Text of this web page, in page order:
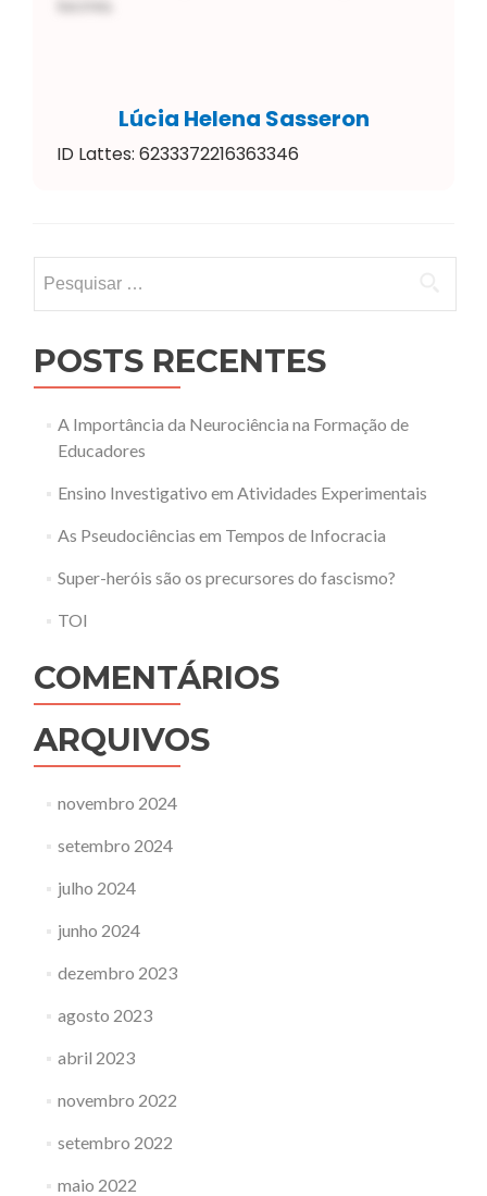
lacinia.
Lúcia Helena Sasseron
ID Lattes: 6233372216363346
POSTS RECENTES
A Importância da Neurociência na Formação de
Educadores
Ensino Investigativo em Atividades Experimentais
As Pseudociências em Tempos de Infocracia
Super-heróis são os precursores do fascismo?
TOI
COMENTÁRIOS
ARQUIVOS
novembro 2024
setembro 2024
julho 2024
junho 2024
dezembro 2023
agosto 2023
abril 2023
novembro 2022
setembro 2022
maio 2022